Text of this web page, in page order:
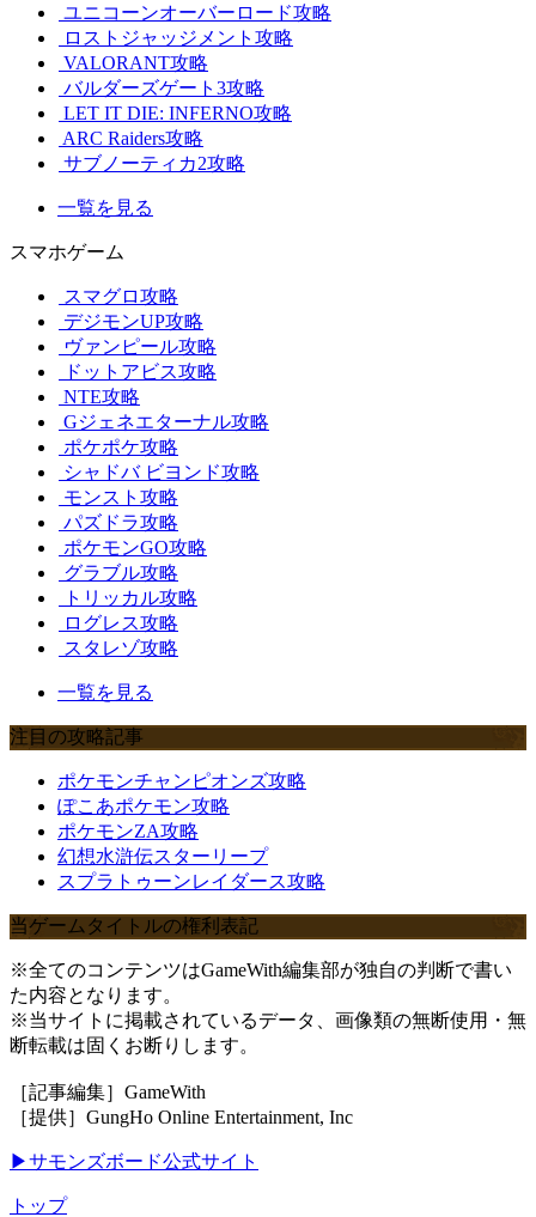
ユニコーンオーバーロード攻略
ロストジャッジメント攻略
VALORANT攻略
バルダーズゲート3攻略
LET IT DIE: INFERNO攻略
ARC Raiders攻略
サブノーティカ2攻略
一覧を見る
スマホゲーム
スマグロ攻略
デジモンUP攻略
ヴァンピール攻略
ドットアビス攻略
NTE攻略
Gジェネエターナル攻略
ポケポケ攻略
シャドバ ビヨンド攻略
モンスト攻略
パズドラ攻略
ポケモンGO攻略
グラブル攻略
トリッカル攻略
ログレス攻略
スタレゾ攻略
一覧を見る
注目の攻略記事
ポケモンチャンピオンズ攻略
ぽこあポケモン攻略
ポケモンZA攻略
幻想水滸伝スターリープ
スプラトゥーンレイダース攻略
当ゲームタイトルの権利表記
※全てのコンテンツはGameWith編集部が独自の判断で書い
た内容となります。
※当サイトに掲載されているデータ、画像類の無断使用・無
断転載は固くお断りします。
［記事編集］GameWith
［提供］GungHo Online Entertainment, Inc
▶サモンズボード公式サイト
トップ